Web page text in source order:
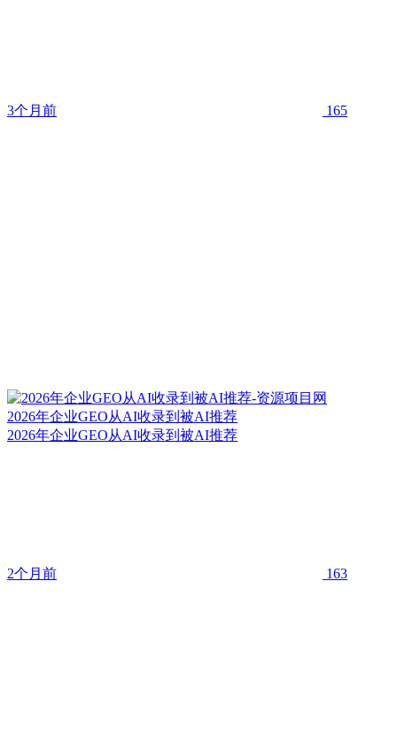
3个月前 165
2026年企业GEO从AI收录到被AI推荐
2026年企业GEO从AI收录到被AI推荐
2个月前 163